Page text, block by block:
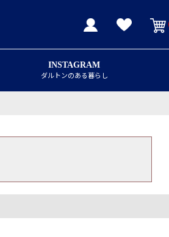
INSTAGRAM
ダルトンのある暮らし